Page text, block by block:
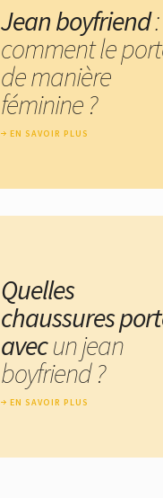
Jean boyfriend:
comment le
de manière
féminine ?
EN SAVOIR PLUS
Quelles
chaussures
avecun jean
boyfriend ?
EN SAVOIR PLUS